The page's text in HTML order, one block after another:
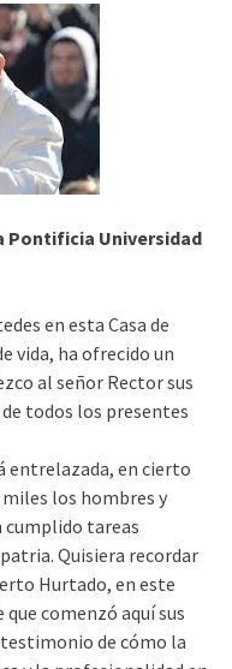
Pontificia Universidad
en esta Casa de
vida, ha ofrecido un
al señor Rector sus
todos los presentes
entrelazada, en cierto
los hombres y
cumplido tareas
Quisiera recordar
Hurtado, en este
que comenzó aquí sus
testimonio de cómo la